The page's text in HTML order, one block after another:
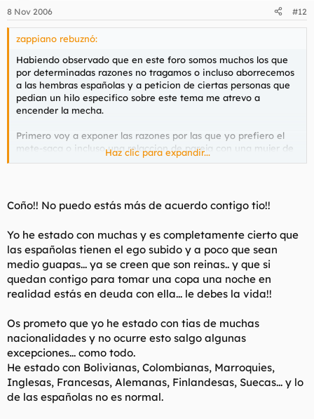
8 Nov 2006 #12
zappiano rebuznó:
Habiendo observado que en este foro somos muchos los que
por determinadas razones no tragamos o incluso aborrecemos
a las hembras españolas y a peticion de ciertas personas que
pedian un hilo especifico sobre este tema me atrevo a
encender la mecha.
Primero voy a exponer las razones por las que yo prefiero el
mete-saca o incluso una relaccion de pareja con una mujer de
cualquier nacionalidad por encima de una iberica.Solo situo
de otras tribus primitivas aunque seguro que incluso estas
follan con mas ganas que nuestras reprimidas congeneres.
1 - Son unas calientapollas extremas
2- Son especialmente estupidas e incluso creo que un
fenómeno como el de las jennys de extrarradio solo se da en
este pais.
3-A causa del machacamiento extremo al que fue sometida en
el pasado por la puta iglesia catolica la hembra española
completo sus deseos sexuales(lease todo lo posible sobre la
epigenetica) aunque por suerte parece que empieza a cambiar
la cosa,lastima que me pille un poco mayorcito.
4-Son unas acomplejadas llenas de inseguridades.
5- Son marimachotas y masculinas e incluso la que sale
femenina lo esconde no sea que cargen contra ella todos los
grupos feminazis que tan bien prosperan por estos lares.
Haz clic para expandir...
Coño!! No puedo estás más de acuerdo contigo tio!!
Yo he estado con muchas y es completamente cierto que
las españolas tienen el ego subido y a poco que sean
medio guapas... ya se creen que son reinas.. y que si
quedan contigo para tomar una copa una noche en
realidad estás en deuda con ella... le debes la vida!!
Os prometo que yo he estado con tias de muchas
nacionalidades y no ocurre esto salgo algunas
excepciones... como todo.
He estado con Bolivianas, Colombianas, Marroquies,
Inglesas, Francesas, Alemanas, Finlandesas, Suecas... y lo
de las españolas no es normal.